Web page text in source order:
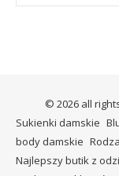
© 2026 all
Sukienki damskie
body damskie
Najlepszy butik z